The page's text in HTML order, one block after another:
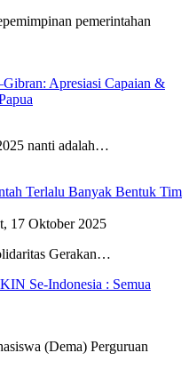
pemerintahan
Apresiasi Capaian &
nanti adalah…
Terlalu Banyak Bentuk Tim
17 Oktober 2025
Gerakan…
Se-Indonesia : Semua
(Dema) Perguruan